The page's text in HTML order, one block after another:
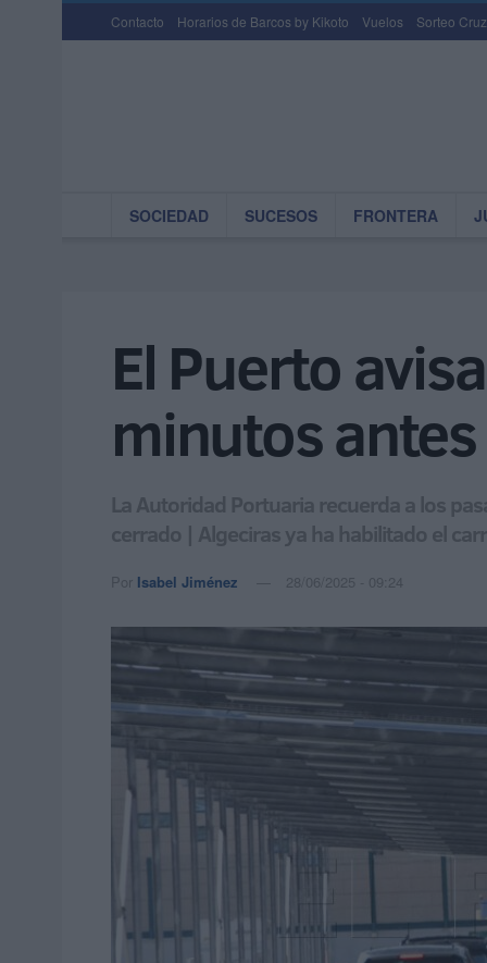
Contacto Horarios de Barcos by Kikoto Vuelos Sorteo
SOCIEDAD SUCESOS FRONTERA
El Puerto
minutos
La Autoridad Portuaria recuerda a los
cerrado | Algeciras ya ha habilitado el
Por Isabel Jiménez 28/06/2025 - 09:24